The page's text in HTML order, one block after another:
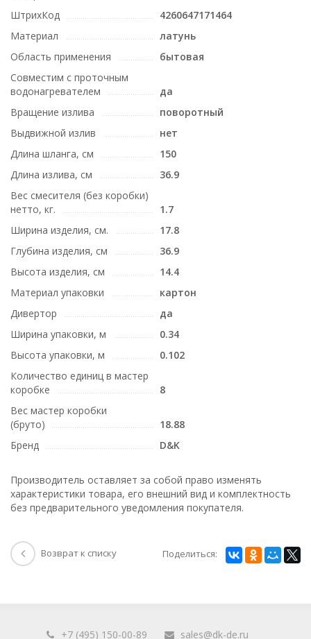
ШтрихКод
4260647171464
Материал
латунь
Область применения
бытовая
Совместим с проточным
водонагревателем
да
Вращение излива
поворотный
Выдвижной излив
нет
Длина шланга, см
150
Длина излива, см
36.9
Вес смесителя (без коробки)
нетто, кг.
1.7
Ширина изделия, см.
17.8
Глубина изделия, см
36.9
Высота изделия, см
14.4
Материал упаковки
картон
Дивертор
да
Ширина упаковки, м
0.34
Высота упаковки, м
0.102
Количество единиц в мастер
коробке
8
Вес мастер коробки
(бруто)
18.88
Бренд
D&K
Производитель оставляет за собой право изменять
характеристики товара, его внешний вид и комплектность
без предварительного уведомления покупателя.
Возврат к списку Поделиться:
+7 (495) 150-00-89 sales@dk-de.ru